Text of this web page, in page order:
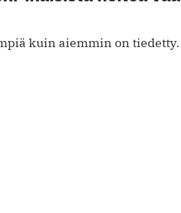
kuin aiemmin on tiedetty.